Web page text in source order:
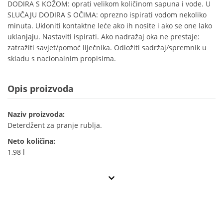
DODIRA S KOŽOM: oprati velikom količinom sapuna i vode. U
SLUČAJU DODIRA S OČIMA: oprezno ispirati vodom nekoliko
minuta. Ukloniti kontaktne leće ako ih nosite i ako se one lako
uklanjaju. Nastaviti ispirati. Ako nadražaj oka ne prestaje:
zatražiti savjet/pomoć liječnika. Odložiti sadržaj/spremnik u
skladu s nacionalnim propisima.
Opis proizvoda
Naziv proizvoda:
Deterdžent za pranje rublja.
Neto količina:
1,98 l